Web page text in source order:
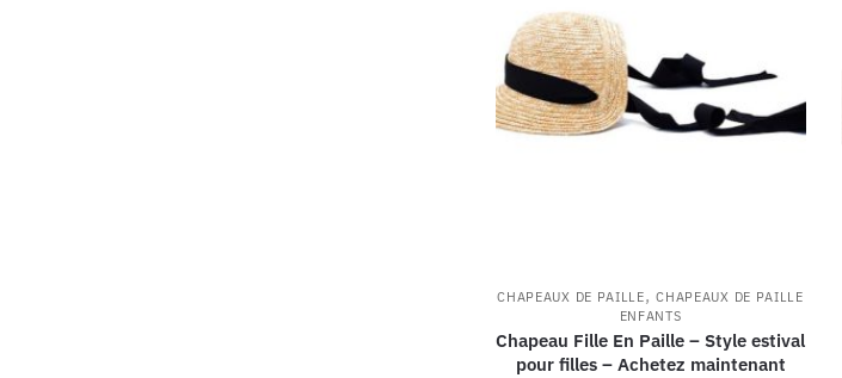
CHAPEAUX DE PAILLE,CHAPEAUX DE PAILLE
ENFANTS
Chapeau Fille En Paille – Style estival
pour filles – Achetez maintenant